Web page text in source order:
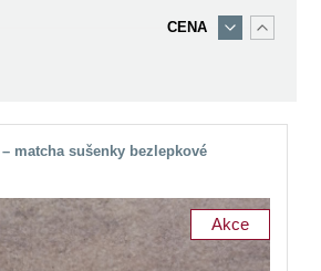
CENA
matcha sušenky bezlepkové
Akce